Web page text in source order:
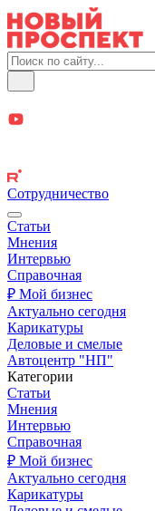
Сотрудничество
Статьи
Мнения
Интервью
Справочная
₽ Мой бизнес
Актуально сегодня
Карикатуры
Деловые и смелые
Автоцентр "НП"
Категории
Статьи
Мнения
Интервью
Справочная
₽ Мой бизнес
Актуально сегодня
Карикатуры